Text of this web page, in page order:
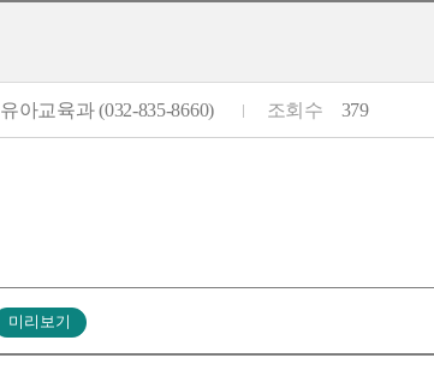
유아교육과 (032-835-8660) 조회수 379